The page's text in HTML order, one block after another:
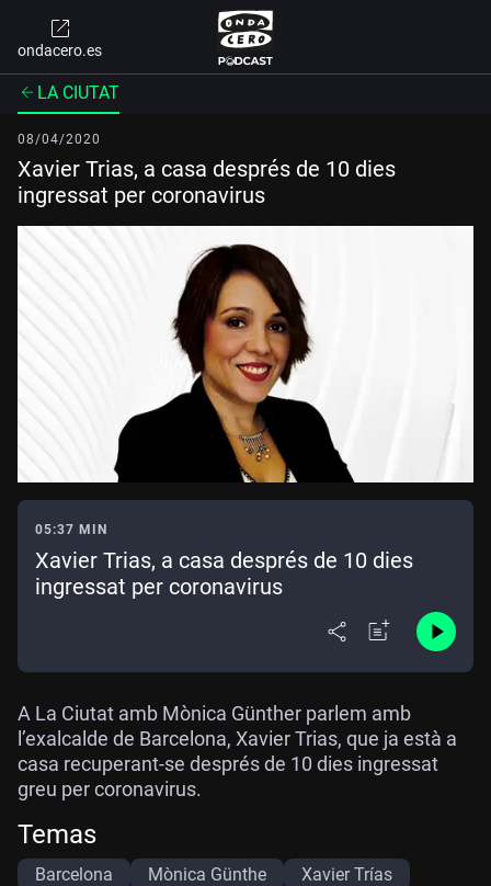
ondacero.es
LA CIUTAT
08/04/2020
Xavier Trias, a casa després de 10 dies
ingressat per coronavirus
05:37 MIN
Xavier Trias, a casa després de 10 dies
ingressat per coronavirus
A La Ciutat amb Mònica Günther parlem amb
l’exalcalde de Barcelona, Xavier Trias, que ja està a
casa recuperant-se després de 10 dies ingressat
greu per coronavirus.
Temas
Barcelona Mònica Günthe
Xavier Trías